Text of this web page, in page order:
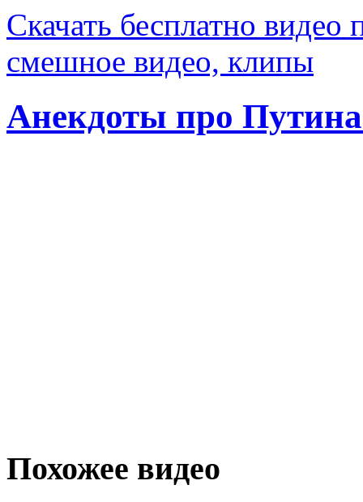
Скачать бесплатно
смешное видео, клипы
Анекдоты про
Похожее видео